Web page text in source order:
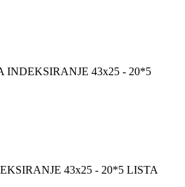
INDEKSIRANJE 43x25 - 20*5